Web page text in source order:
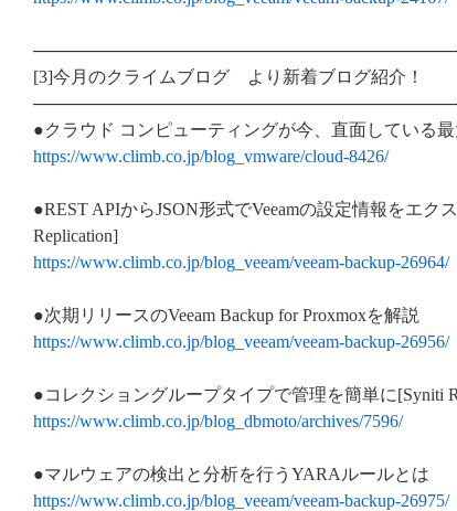
───────────────────────────────────
[3]今月のクライムブログ より新着ブログ紹介！
───────────────────────────────────
●クラウド コンピューティングが今、直面している
https://www.climb.co.jp/blog_vmware/cloud-8426/
●REST APIからJSON形式でVeeamの設定情報をエク
Replication]
https://www.climb.co.jp/blog_veeam/veeam-backup-26964/
●次期リリースのVeeam Backup for Proxmoxを解説
https://www.climb.co.jp/blog_veeam/veeam-backup-26956/
●コレクショングループタイプで管理を簡単に[Syniti
https://www.climb.co.jp/blog_dbmoto/archives/7596/
●マルウェアの検出と分析を行うYARAルールとは
https://www.climb.co.jp/blog_veeam/veeam-backup-26975/